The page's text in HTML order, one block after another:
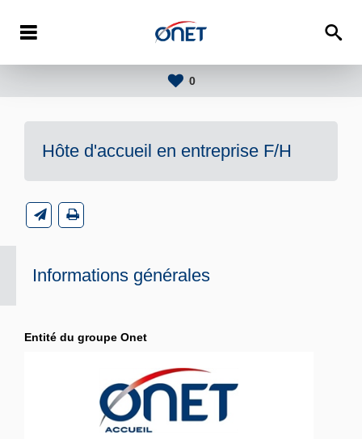
0
Hôte d'accueil en entreprise F/H
Informations générales
Entité du groupe Onet